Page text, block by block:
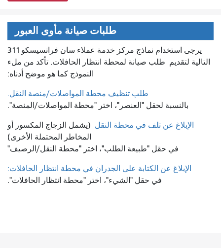
طلبات صيانة مأوى العبور
يرجى استخدام نماذج مركز خدمة عملاء سان فرانسيسكو 311
التالية لتقديم طلب صيانة لمحطة انتظار الحافلات. تأكد من ملء
النموذج كما هو موضح أدناه:
طلب تنظيف محطة المواصلات/منصة النقل.
بالنسبة لحقل "العنصر"، اختر "محطة المواصلات/المنصة".
الإبلاغ عن تلف في محطة النقل (يشمل الزجاج المكسور أو
المخاطر المحتملة الأخرى)
في حقل "طبيعة الطلب"، اختر "محطة النقل/الرصيف"
الإبلاغ عن الكتابة على الجدران في محطة انتظار الحافلات:
في حقل "الشيء"، اختر "محطة انتظار الحافلات".